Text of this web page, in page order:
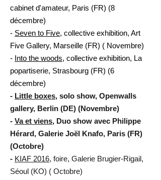
cabinet d'amateur, Paris (FR) (8
décembre)
- Seven to Five, collective exhibition, Art
Five Gallery, Marseille (FR) ( Novembre)
- Into the woods, collective exhibition, La
popartiserie, Strasbourg (FR) (6
décembre)
- Little boxes, solo show, Openwalls
gallery, Berlin (DE) (Novembre)
- Va et viens, Duo show avec Philippe
Hérard, Galerie Joël Knafo, Paris (FR)
(Octobre)
- KIAF 2016, foire, Galerie Brugier-Rigail,
Séoul (KO) ( Octobre)